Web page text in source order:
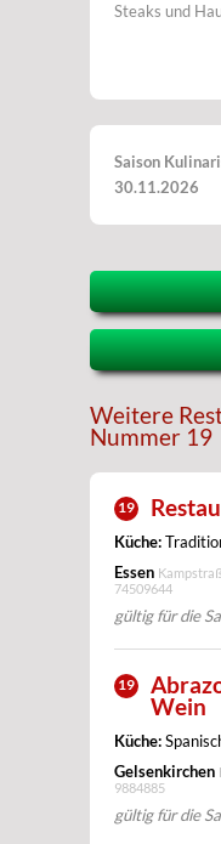
Steaks und
Saison
30.11.2026
Weitere
Nummer 19
19
Küche:
Essen
74509644
gültig für die
19
Wein
Küche:
Gelsenkirchen
9884885
gültig für die